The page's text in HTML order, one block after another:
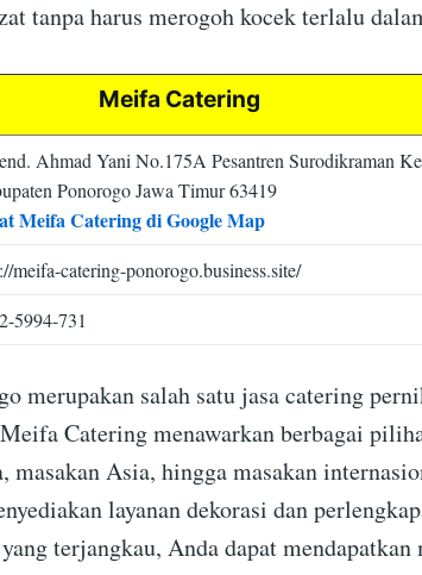
tanpa harus merogoh kocek terlalu
Meifa Catering
Ahmad Yani No.175A Pesantren Surodikraman
Ponorogo Jawa Timur 63419
Meifa Catering di Google Map
meifa-catering-ponorogo.business.site/
5994-731
merupakan salah satu jasa catering
Catering menawarkan berbagai
masakan Asia, hingga masakan
layanan dekorasi dan
terjangkau, Anda dapat mendapatkan